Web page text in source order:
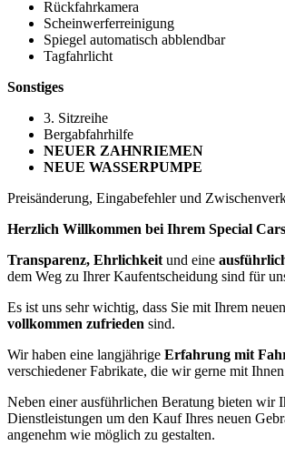
Rückfahrkamera
Scheinwerferreinigung
Spiegel automatisch abblendbar
Tagfahrlicht
Sonstiges
3. Sitzreihe
Bergabfahrhilfe
NEUER ZAHNRIEMEN
NEUE WASSERPUMPE
Preisänderung, Eingabefehler und
Herzlich Willkommen bei Ihrem Special
Transparenz, Ehrlichkeit und eine
dem Weg zu Ihrer Kaufentscheidung sind für
Es ist uns sehr wichtig, dass Sie mit Ihrem
vollkommen zufrieden sind.
Wir haben eine langjährige Erfahrung mit
verschiedener Fabrikate, die wir gerne mit
Neben einer ausführlichen Beratung bieten wir
Dienstleistungen um den Kauf Ihres neuen
angenehm wie möglich zu gestalten.